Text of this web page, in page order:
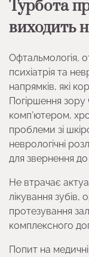
Турбота
виходить
Офтальмологія,
психіатрія та
напрямків, які
Погіршення
комп’ютером,
проблеми зі
неврологічні
для звернення до
Не втрачає
лікування
протезування
комплексного
Попит на